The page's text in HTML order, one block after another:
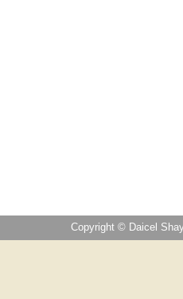
Copyright © Daicel